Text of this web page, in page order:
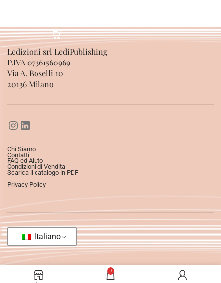
Ledizioni srl LediPublishing
P.IVA 07361560969
Via A. Boselli 10
20136 Milano
Chi Siamo
Contatti
FAQ ed Aiuto
Condizioni di Vendita
Scarica il catalogo in PDF
Privacy Policy
Italiano
0